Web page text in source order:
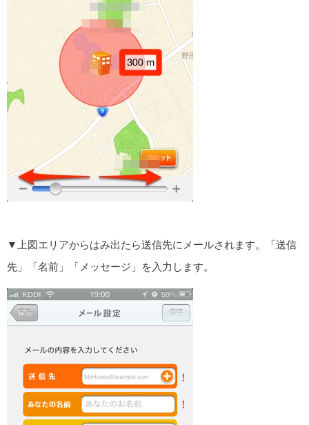
▼上図エリアからはみ出たら送信先にメールされます。「送信
先」「名前」「メッセージ」を入力します。